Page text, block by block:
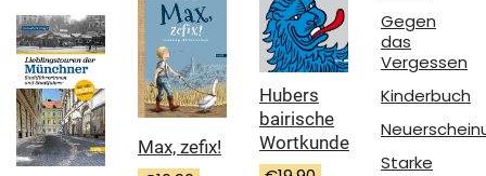
Hubers
bairische
Wortkunde
Max, zefix!
Gegen
das
Vergessen
Kinderbuch
Starke